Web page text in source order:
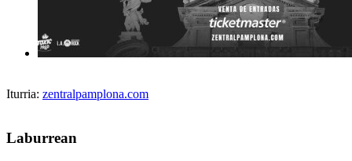
Iturria: zentralpamplona.com
Laburrean